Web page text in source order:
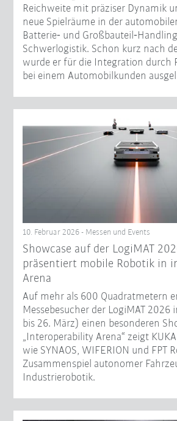
Reichweite mit präziser Dynamik
neue Spielräume in der
Batterie‑ und
Schwerlogistik. Schon kurz nach
wurde er für die Integration durch
bei einem Automobilkunden
10. Februar 2026 - Messen und Events
Showcase auf der LogiMAT
präsentiert mobile Robotik in
Arena
Auf mehr als 600 Quadratmetern
Messebesucher der LogiMAT
bis 26. März) einen besonderen
„Interoperability Arena“ zeigt
wie SYNAOS, WIFERION und FPT
Zusammenspiel autonomer
Industrierobotik.